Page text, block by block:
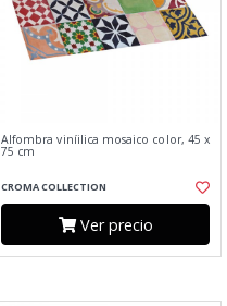
Alfombra viníilica mosaico color, 45 x
75 cm
CROMA COLLECTION
Ver precio